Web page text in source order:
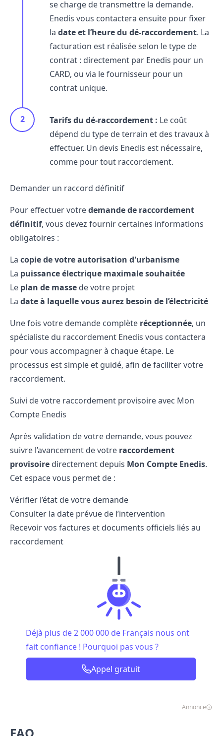
se charge de transmettre la demande.
Enedis vous contactera ensuite pour fixer
la date et l’heure du dé-raccordement. La
facturation est réalisée selon le type de
contrat : directement par Enedis pour un
CARD, ou via le fournisseur pour un
contrat unique.
Tarifs du dé-raccordement : Le coût
dépend du type de terrain et des travaux à
effectuer. Un devis Enedis est nécessaire,
comme pour tout raccordement.
Demander un raccord définitif
Pour effectuer votredemande de raccordement
définitif, vous devez fournir certaines informations
obligatoires :
La copie de votre autorisation d'urbanisme
La puissance électrique maximale souhaitée
Le plan de masse de votre projet
La date à laquelle vous aurez besoin de l’électricité
Une fois votre demande complète réceptionnée, un
spécialiste du raccordement Enedis vous contactera
pour vous accompagner à chaque étape. Le
processus est simple et guidé, afin de faciliter votre
raccordement.
Suivi de votre raccordement provisoire avec Mon
Compte Enedis
Après validation de votre demande, vous pouvez
suivre l’avancement de votre raccordement
provisoire directement depuis Mon Compte Enedis.
Cet espace vous permet de :
Vérifier l’état de votre demande
Consulter la date prévue de l’intervention
Recevoir vos factures et documents officiels liés au
raccordement
Déjà plus de 2 000 000 de Français nous ont
fait confiance ! Pourquoi pas vous ?
Appel gratuit
Annonce